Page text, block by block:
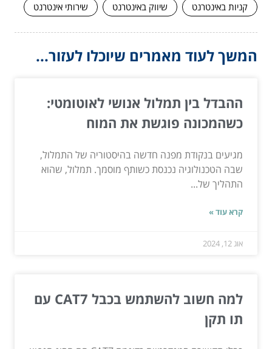
קניות באינטרנט
שיווק באינטרנט שירותי אינטרנט
המשך לעוד מאמרים שיוכלו לעזור...
ההבדל בין תמלול אנושי לאוטומטי:
כשהמכונה פוגשת את המוח
מגיעים בנקודת מפנה חדשה בהיסטוריה של התמלול,
שבה הטכנולוגיה נכנסת כשותף מוסמך. תמלול, שהוא
התהליך של...
קרא עוד »
אוג 12, 2024
למה חשוב להשתמש בכבל CAT7 עם
תו תקן